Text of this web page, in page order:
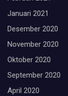
Januari 2021
Desember 2020
November 2020
Oktober 2020
September 2020
April 2020